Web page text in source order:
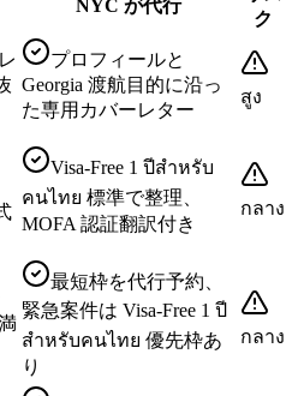
NYC が代行
ク
プロフィールと
Georgia 渡航目的に沿っ
た専用カバーレター
สูง
Visa-Free 1 ปีสำหรับ
คนไทย 標準で整理、
MOFA 認証翻訳付き
กลาง
最短枠を代行予約、
緊急案件は Visa-Free 1 ปี
สำหรับคนไทย 優先枠あ
り
กลาง